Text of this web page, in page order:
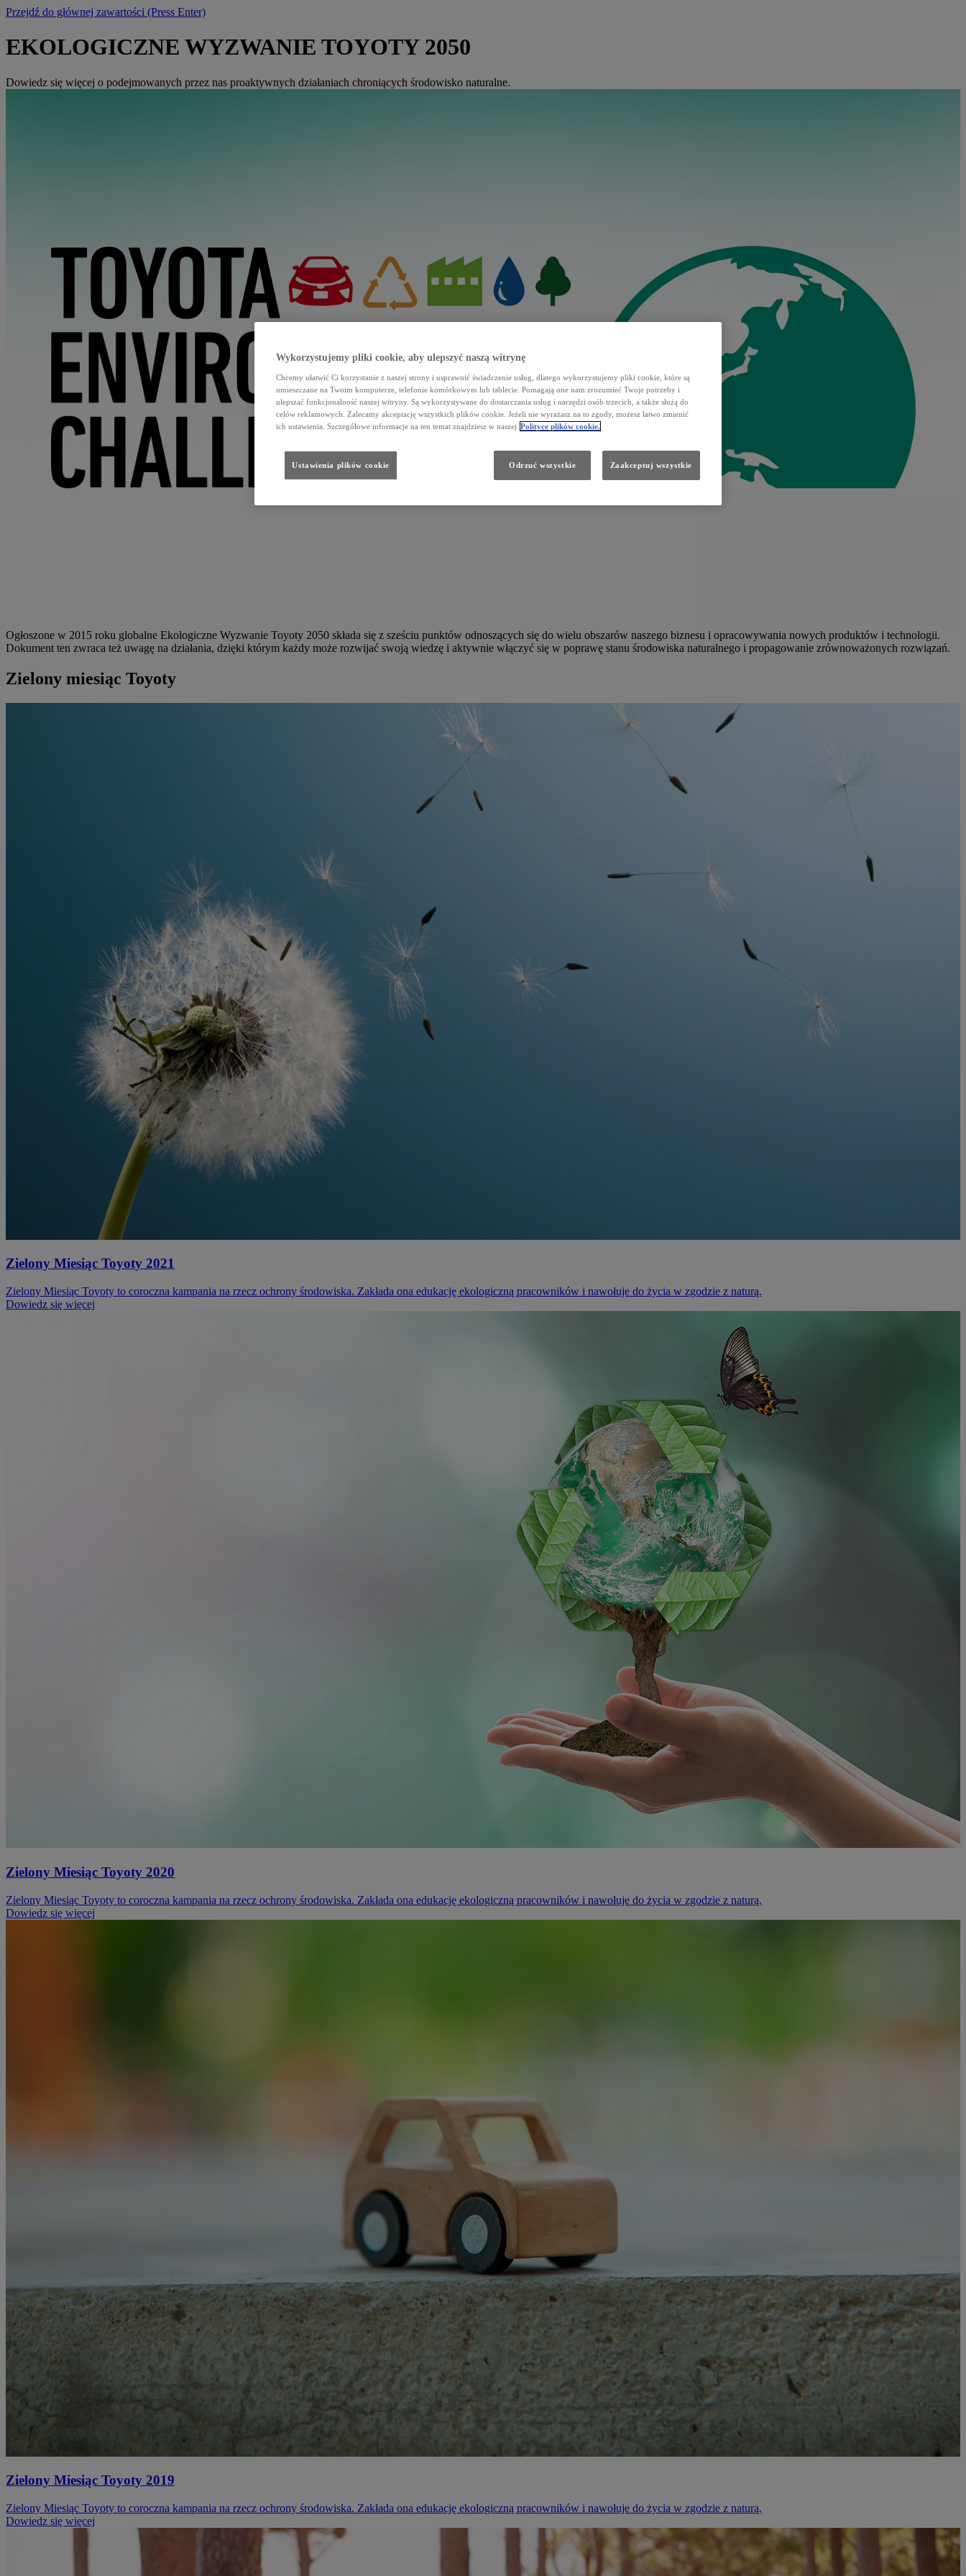
Przejdź do głównej zawartości (Press Enter)
EKOLOGICZNE WYZWANIE TOYOTY 2050
Dowiedz się więcej o podejmowanych przez nas proaktywnych działaniach chroniących środowisko naturalne.
Ogłoszone w 2015 roku globalne Ekologiczne Wyzwanie Toyoty 2050 składa się z sześciu punktów odnoszących się do wielu obszarów naszego biznesu i opracowywania nowych produktów i technologii.
Dokument ten zwraca też uwagę na działania, dzięki którym każdy może rozwijać swoją wiedzę i aktywnie włączyć się w poprawę stanu środowiska naturalnego i propagowanie zrównoważonych rozwiązań.
Zielony miesiąc Toyoty
Zielony Miesiąc Toyoty 2021
Zielony Miesiąc Toyoty to coroczna kampania na rzecz ochrony środowiska. Zakłada ona edukację ekologiczną pracowników i nawołuje do życia w zgodzie z naturą.
Dowiedz się więcej
Zielony Miesiąc Toyoty 2020
Zielony Miesiąc Toyoty to coroczna kampania na rzecz ochrony środowiska. Zakłada ona edukację ekologiczną pracowników i nawołuje do życia w zgodzie z naturą.
Dowiedz się więcej
Zielony Miesiąc Toyoty 2019
Zielony Miesiąc Toyoty to coroczna kampania na rzecz ochrony środowiska. Zakłada ona edukację ekologiczną pracowników i nawołuje do życia w zgodzie z naturą.
Dowiedz się więcej
Wykorzystujemy pliki cookie, aby ulepszyć naszą witrynę
Chcemy ułatwić Ci korzystanie z naszej strony i usprawnić świadczenie usług, dlatego wykorzystujemy pliki cookie, które są
umieszczane na Twoim komputerze, telefonie komórkowym lub tablecie. Pomagają one nam zrozumieć Twoje potrzeby i
ulepszać funkcjonalność naszej witryny. Są wykorzystywane do dostarczania usług i narzędzi osób trzecich, a także służą do
celów reklamowych. Zalecamy akceptację wszystkich plików cookie. Jeżeli nie wyrażasz na to zgody, możesz łatwo zmienić
ich ustawienia. Szczegółowe informacje na ten temat znajdziesz w naszej Polityce plików cookie.
Odrzuć wszystkie Zaakceptuj wszystkie
Ustawienia plików cookie